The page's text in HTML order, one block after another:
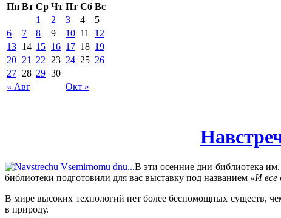
Пн Вт Ср Чт Пт Сб Вс
« Авг Окт »
1 2 3 4
5
6
7 8 9 10 11
12
13 14 15 16 17 18 19
20 21 22 23 24 25 26
27 28 29 30
В эти осенние дни библиотека
библиотеки подготовили для вас выставку под названием «И все
В мире высоких технологий нет более беспомощных существ,
в природу.